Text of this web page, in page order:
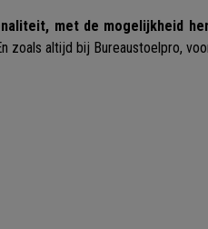
met de mogelijkheid
zoals altijd bij Bureaustoelpro,